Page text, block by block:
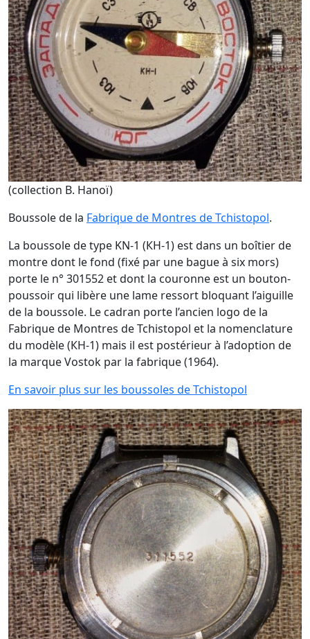
(collection B. Hanoï)
Boussole de la Fabrique de Montres de Tchistopol.
La boussole de type KN-1 (КН-1) est dans un boîtier de
montre dont le fond (fixé par une bague à six mors)
porte le n° 301552 et dont la couronne est un bouton-
poussoir qui libère une lame ressort bloquant l’aiguille
de la boussole. Le cadran porte l’ancien logo de la
Fabrique de Montres de Tchistopol et la nomenclature
du modèle (КН-1) mais il est postérieur à l’adoption de
la marque Vostok par la fabrique (1964).
En savoir plus sur les boussoles de Tchistopol